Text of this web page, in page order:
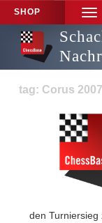
SHOP
tag: Corus
den Turniersieg